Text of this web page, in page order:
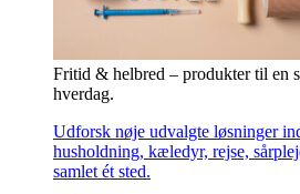
Fritid & helbred – produkter til en
hverdag.
Udforsk nøje udvalgte løsninger
husholdning, kæledyr, rejse,
samlet ét sted.